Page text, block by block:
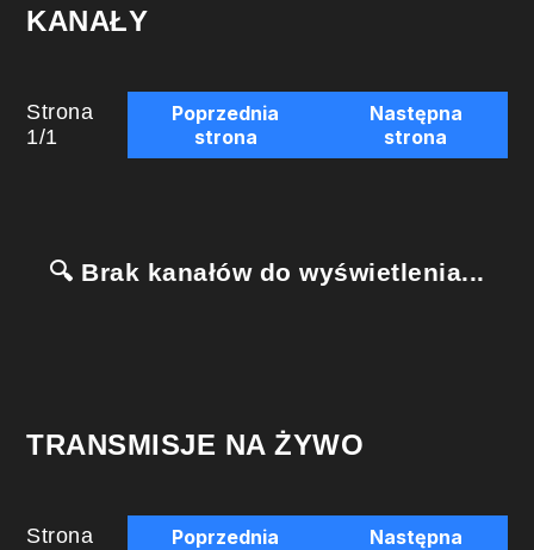
KANAŁY
Strona
1/1
Poprzednia
strona
Następna
strona
🔍 Brak kanałów do wyświetlenia...
TRANSMISJE NA ŻYWO
Strona
Poprzednia
Następna